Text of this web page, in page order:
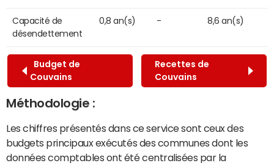
Capacité de
désendettement
0,8 an(s) - 8,6 an(s)
Budget de
Couvains
Recettes de
Couvains
Méthodologie :
Les chiffres présentés dans ce service sont ceux des
budgets principaux exécutés des communes dont les
données comptables ont été centralisées par la